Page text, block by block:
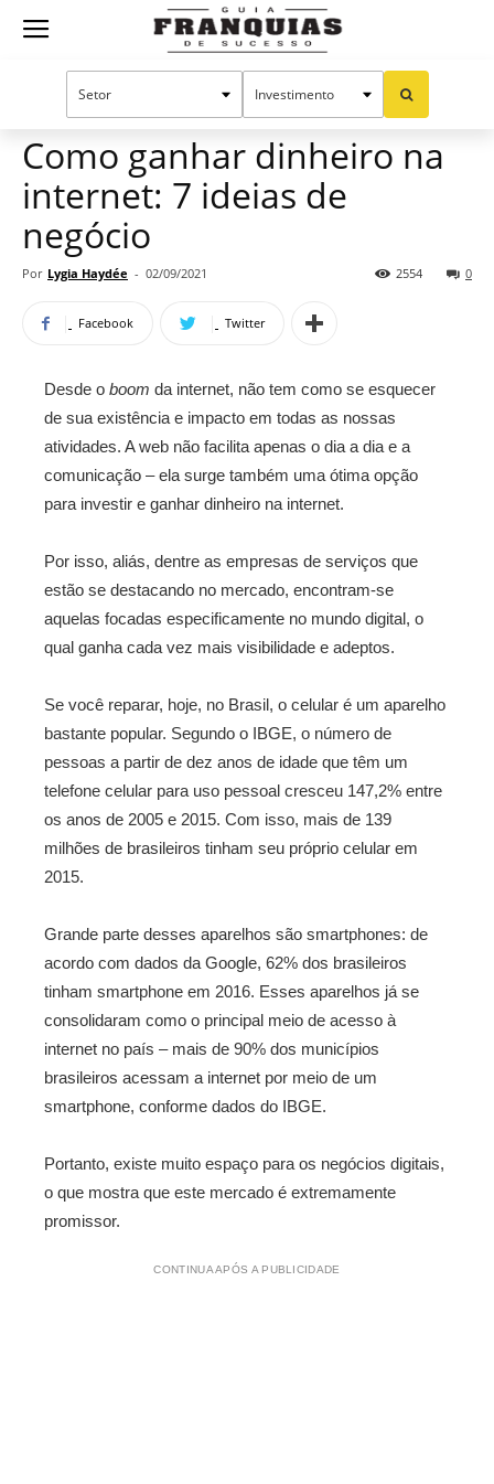
Guia
Empreendedorismo
Como ganhar dinheiro na
internet: 7 ideias de
negócio
Por Lygia Haydée - 02/09/2021 0
2554
Facebook Twitter
Desde o boom da internet, não tem como se esquecer
de sua existência e impacto em todas as nossas
atividades. A web não facilita apenas o dia a dia e a
comunicação – ela surge também uma ótima opção
para investir e ganhar dinheiro na internet.
Por isso, aliás, dentre as empresas de serviços que
estão se destacando no mercado, encontram-se
aquelas focadas especificamente no mundo digital, o
qual ganha cada vez mais visibilidade e adeptos.
Se você reparar, hoje, no Brasil, o celular é um aparelho
bastante popular. Segundo o IBGE, o número de
pessoas a partir de dez anos de idade que têm um
telefone celular para uso pessoal cresceu 147,2% entre
os anos de 2005 e 2015. Com isso, mais de 139
milhões de brasileiros tinham seu próprio celular em
2015.
Grande parte desses aparelhos são smartphones: de
acordo com dados da Google, 62% dos brasileiros
tinham smartphone em 2016. Esses aparelhos já se
consolidaram como o principal meio de acesso à
internet no país – mais de 90% dos municípios
brasileiros acessam a internet por meio de um
smartphone, conforme dados do IBGE.
Portanto, existe muito espaço para os negócios digitais,
o que mostra que este mercado é extremamente
promissor.
CONTINUA APÓS A PUBLICIDADE